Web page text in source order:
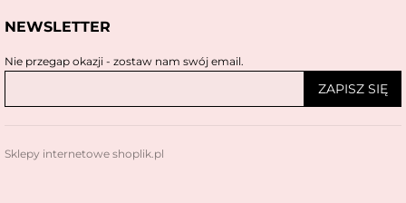
NEWSLETTER
Nie przegap okazji - zostaw nam swój email.
ZAPISZ SIĘ
Sklepy internetowe shoplik.pl